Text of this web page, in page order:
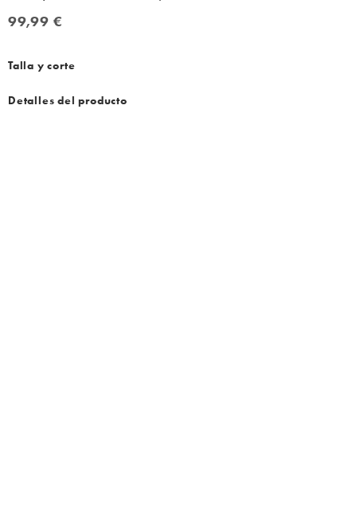
99,99 €
99,99 €
Talla y corte
Detalles del producto